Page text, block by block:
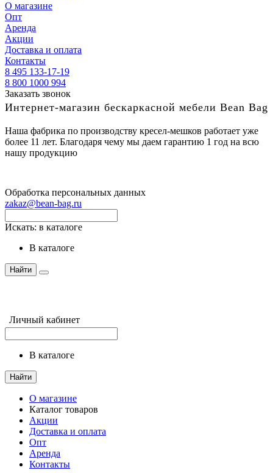
О магазине
Опт
Аренда
Акции
Доставка и оплата
Контакты
8 495 133-17-19
8 800 1000 994
Заказать звонок
Интернет-магазин бескаркасной мебели Bean Bag
Наша фабрика по производству кресел-мешков работает уже
более 11 лет. Благодаря чему мы даем гарантию 1 год на всю
нашу продукцию
Обработка персональных данных
zakaz@bean-bag.ru
Искать: в каталоге
в каталоге
Найти
Личный кабинет
в каталоге
Найти
О магазине
Каталог товаров
Акции
Доставка и оплата
Опт
Аренда
Контакты